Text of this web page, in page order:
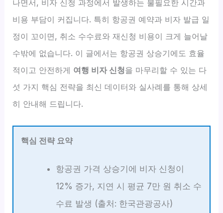
나면서, 비자 신청 과정에서 발생하는 불필요한 시간과
비용 부담이 커집니다. 특히 항공권 예약과 비자 발급 일
정이 꼬이면, 취소 수수료와 재신청 비용이 크게 늘어날
수밖에 없습니다. 이 글에서는 항공권 상승기에도 효율
적이고 안전하게 여행 비자 신청을 마무리할 수 있는 다
섯 가지 핵심 전략을 최신 데이터와 실사례를 통해 상세
히 안내해 드립니다.
핵심 전략 요약
항공권 가격 상승기에 비자 신청이
12% 증가, 지연 시 평균 7만 원 취소 수
수료 발생 (출처: 한국관광공사)